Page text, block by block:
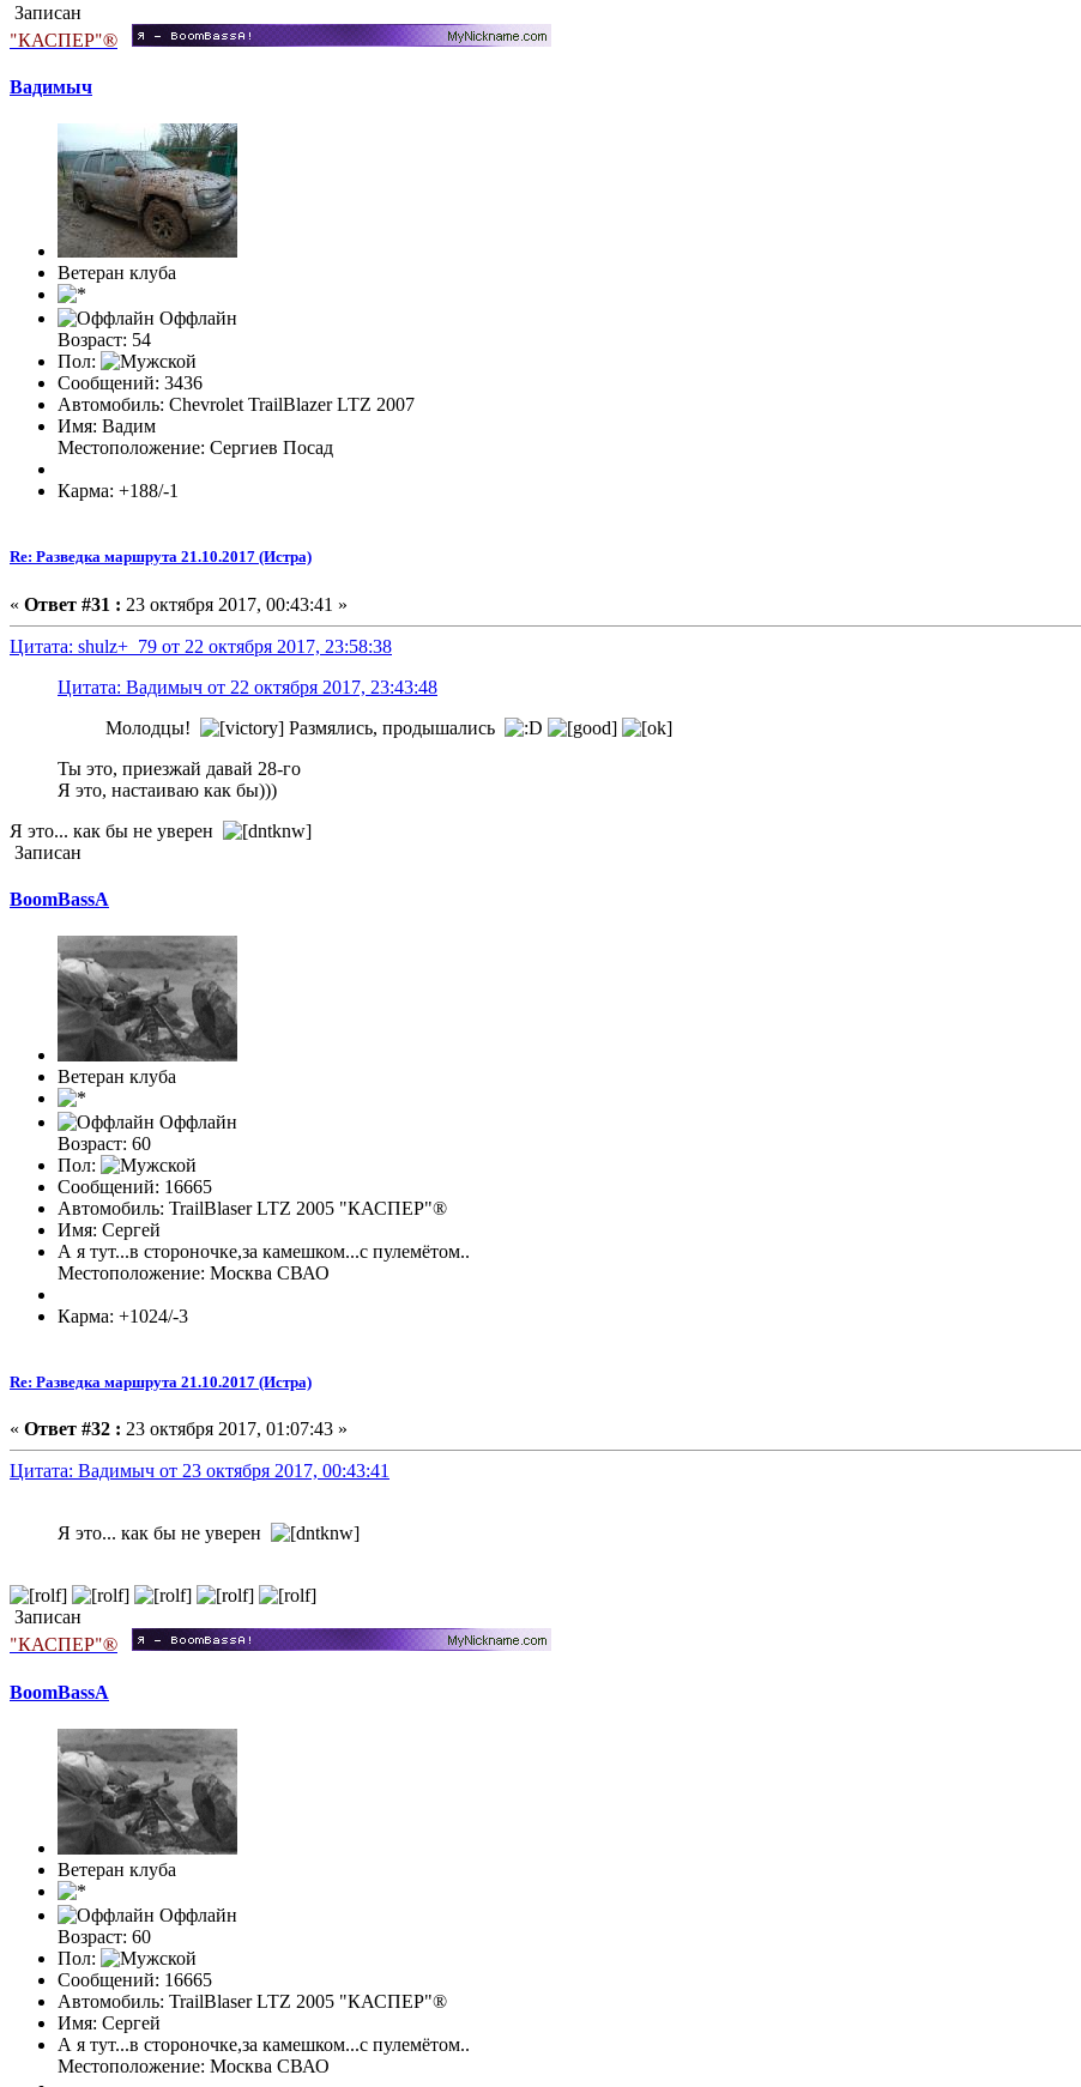
Записан
"КАСПЕР"®
Вадимыч
Ветеран клуба
Оффлайн
Возраст: 54
Пол:
Сообщений: 3436
Автомобиль: Chevrolet TrailBlazer LTZ 2007
Имя: Вадим
Местоположение: Сергиев Посад
Карма: +188/-1
Re: Разведка маршрута 21.10.2017 (Истра)
« Ответ #31 : 23 октября 2017, 00:43:41 »
Цитата: shulz+_79 от 22 октября 2017, 23:58:38
Цитата: Вадимыч от 22 октября 2017, 23:43:48
Молодцы!
Размялись, продышались
Ты это, приезжай давай 28-го
Я это, настаиваю как бы)))
Я это... как бы не уверен
Записан
BoomBassA
Ветеран клуба
Оффлайн
Возраст: 60
Пол:
Сообщений: 16665
Автомобиль: TrailBlaser LTZ 2005 "КАСПЕР"®
Имя: Сергей
А я тут...в стороночке,за камешком...с пулемётом..
Местоположение: Москва СВАО
Карма: +1024/-3
Re: Разведка маршрута 21.10.2017 (Истра)
« Ответ #32 : 23 октября 2017, 01:07:43 »
Цитата: Вадимыч от 23 октября 2017, 00:43:41
Я это... как бы не уверен
Записан
"КАСПЕР"®
BoomBassA
Ветеран клуба
Оффлайн
Возраст: 60
Пол:
Сообщений: 16665
Автомобиль: TrailBlaser LTZ 2005 "КАСПЕР"®
Имя: Сергей
А я тут...в стороночке,за камешком...с пулемётом..
Местоположение: Москва СВАО